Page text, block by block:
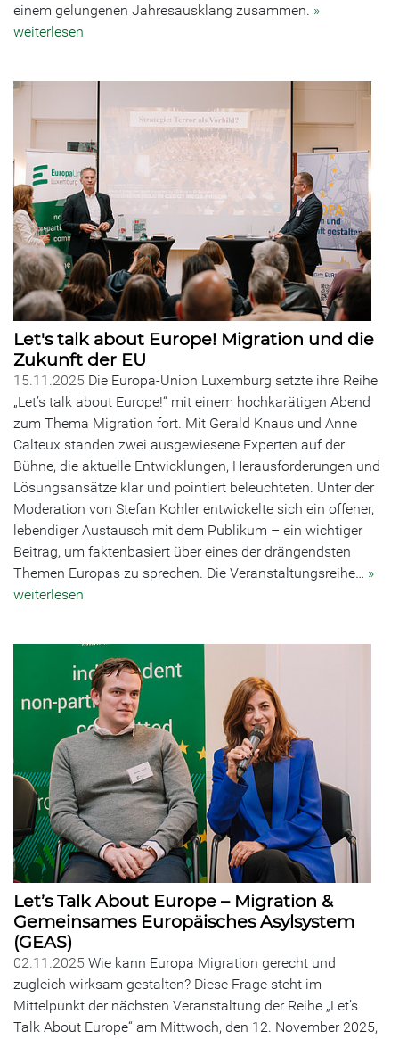
einem gelungenen Jahresausklang zusammen. »
weiterlesen
Let's talk about Europe! Migration und die
Zukunft der EU
15.11.2025 Die Europa-Union Luxemburg setzte ihre Reihe
„Let’s talk about Europe!“ mit einem hochkarätigen Abend
zum Thema Migration fort. Mit Gerald Knaus und Anne
Calteux standen zwei ausgewiesene Experten auf der
Bühne, die aktuelle Entwicklungen, Herausforderungen und
Lösungsansätze klar und pointiert beleuchteten. Unter der
Moderation von Stefan Kohler entwickelte sich ein offener,
lebendiger Austausch mit dem Publikum – ein wichtiger
Beitrag, um faktenbasiert über eines der drängendsten
Themen Europas zu sprechen. Die Veranstaltungsreihe… »
weiterlesen
Let’s Talk About Europe – Migration &
Gemeinsames Europäisches Asylsystem
(GEAS)
02.11.2025 Wie kann Europa Migration gerecht und
zugleich wirksam gestalten? Diese Frage steht im
Mittelpunkt der nächsten Veranstaltung der Reihe „Let’s
Talk About Europe“ am Mittwoch, den 12. November 2025,